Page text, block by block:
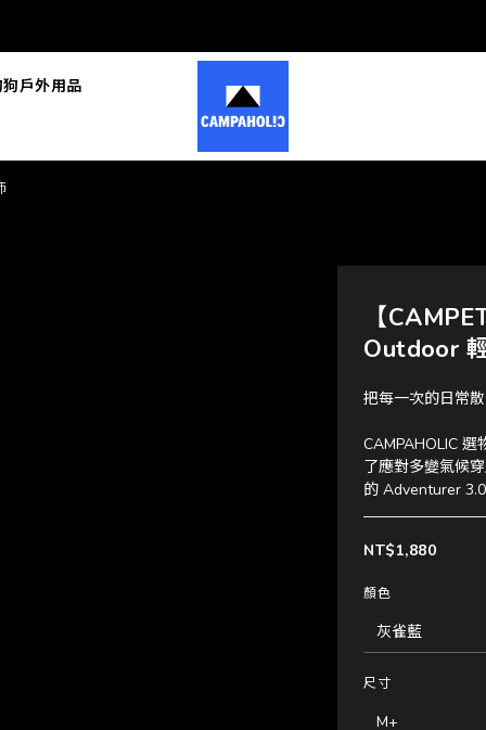
狗戶外用品
【
Outdoor
把每一次的日常
CAMPAHOLIC
了應對多變氣候
的 Adventurer
NT$1,880
顏色
尺寸